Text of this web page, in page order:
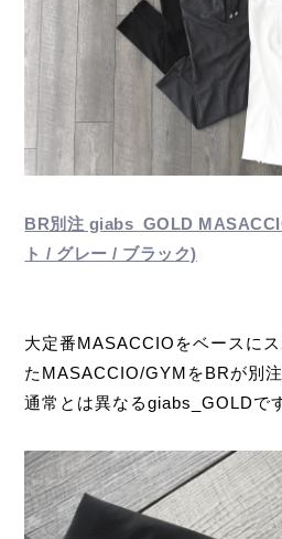
BR別注 giabs_GOLD
ト / グレー / ブラック)
大定番MASACCIOをベースに
たMASACCIO/GYMをBRが別
通常とは異なるgiabs_GOLDで